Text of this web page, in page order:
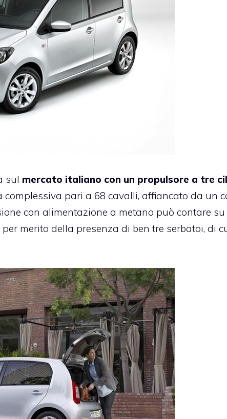
sul mercato italiano con un propulsore a tre
pari a 68 cavalli, affiancato da un
con alimentazione a metano può contare su
merito della presenza di ben tre serbatoi, di